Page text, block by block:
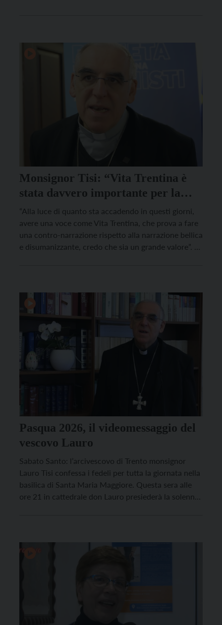
Monsignor Tisi: “Vita Trentina è
stata davvero importante per la
storia della nostra Chiesa”
“Alla luce di quanto sta accadendo in questi giorni,
avere una voce come Vita Trentina, che prova a fare
una contro-narrazione rispetto alla narrazione bellica
e disumanizzante, credo che sia un grande valore”. Lo
Pasqua 2026, il videomessaggio del
vescovo Lauro
Sabato Santo: l’arcivescovo di Trento monsignor
Lauro Tisi confessa i fedeli per tutta la giornata nella
basilica di Santa Maria Maggiore. Questa sera alle
ore 21 in cattedrale don Lauro presiederà la solenne